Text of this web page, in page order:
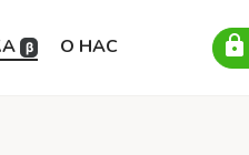
β О НАС lock